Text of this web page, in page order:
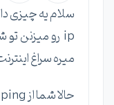
سلام یه چیزی
میره سراغ